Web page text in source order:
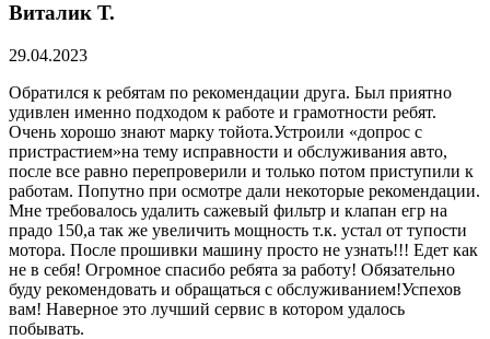
Виталик Т.
29.04.2023
Обратился к ребятам по рекомендации друга. Был приятно
удивлен именно подходом к работе и грамотности ребят.
Очень хорошо знают марку тойота.Устроили «допрос с
пристрастием»на тему исправности и обслуживания авто,
после все равно перепроверили и только потом приступили к
работам. Попутно при осмотре дали некоторые рекомендации.
Мне требовалось удалить сажевый фильтр и клапан егр на
прадо 150,а так же увеличить мощность т.к. устал от тупости
мотора. После прошивки машину просто не узнать!!! Едет как
не в себя! Огромное спасибо ребята за работу! Обязательно
буду рекомендовать и обращаться с обслуживанием!Успехов
вам! Наверное это лучший сервис в котором удалось
побывать.